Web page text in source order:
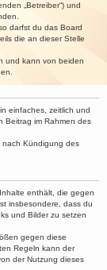
„Betreiber“) und
darfst du das Board
die an dieser Stelle
und kann von beiden
einfaches, zeitlich und
Beitrag im Rahmen des
nach Kündigung des
enthält, die gegen
insbesondere, dass du
und Bilder zu setzen
gegen diese
Regeln kann der
der Nutzung dieses